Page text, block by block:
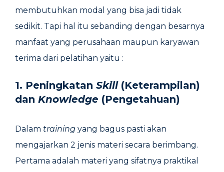
membutuhkan modal yang bisa jadi tidak
sedikit. Tapi hal itu sebanding dengan besarnya
manfaat yang perusahaan maupun karyawan
terima dari pelatihan yaitu :
1. Peningkatan Skill (Keterampilan)
dan Knowledge (Pengetahuan)
Dalam training yang bagus pasti akan
mengajarkan 2 jenis materi secara berimbang.
Pertama adalah materi yang sifatnya praktikal